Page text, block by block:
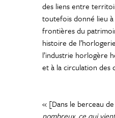
des liens entre
toutefois donné lieu
frontières du
histoire de
l’industrie horlogère
et à la circulation des
« [Dans le berceau